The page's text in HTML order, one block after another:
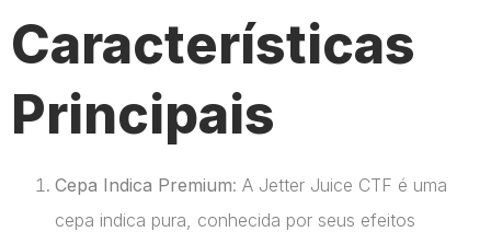
Características
Principais
Cepa Indica Premium: A Jetter Juice CTF é uma
cepa indica pura, conhecida por seus efeitos